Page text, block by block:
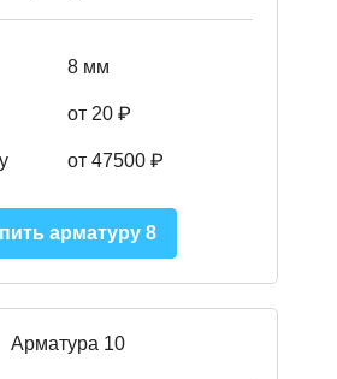
8 мм
от 20 ₽
от 47500 ₽
арматуру 8
Арматура 10